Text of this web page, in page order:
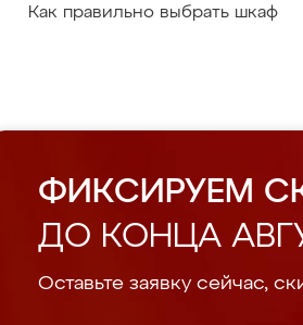
Как правильно выбрать шкаф
ФИКСИРУЕМ
ДО КОНЦА
Оставьте заявку сейчас,